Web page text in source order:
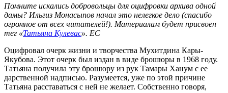
Помните искались добровольцы для оцифровки архива одной
дамы? Ильгиз Монасыпов начал это нелегкое дело (спасибо
огромное от всех читателей!). Материалам будет присвоен
тег «Татьяна Кулевас». ЕС
Оцифровал очерк жизни и творчества Мухитдина Кары-
Якубова. Этот очерк был издан в виде брошюры в 1968 году.
Татьяна получила эту брошюру из рук Тамары Ханум с ее
дарственной надписью. Разумеется, уже по этой причине
Татьяна расставаться с ней не желает. Собственно говоря,